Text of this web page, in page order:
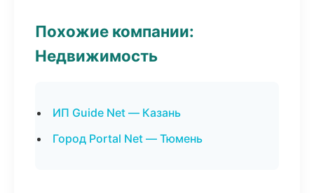
Похожие компании:
Недвижимость
ИП Guide Net — Казань
Город Portal Net — Тюмень